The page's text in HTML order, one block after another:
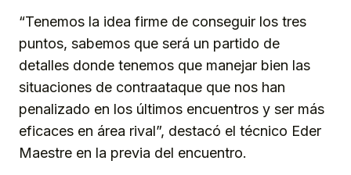
“Tenemos la idea firme de conseguir los tres
puntos, sabemos que será un partido de
detalles donde tenemos que manejar bien las
situaciones de contraataque que nos han
penalizado en los últimos encuentros y ser más
eficaces en área rival”, destacó el técnico Eder
Maestre en la previa del encuentro.